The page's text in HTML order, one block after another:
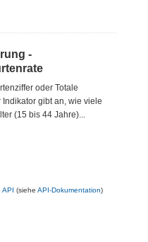
-
oder Totale
Indikator gibt an, wie viele
(15 bis 44 Jahre)...
API (siehe API-Dokumentation)